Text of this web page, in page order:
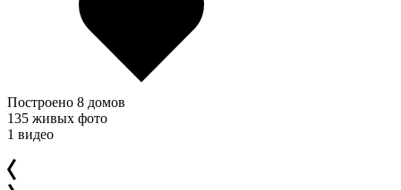
Построено 8 домов
135 живых фото
1 видео